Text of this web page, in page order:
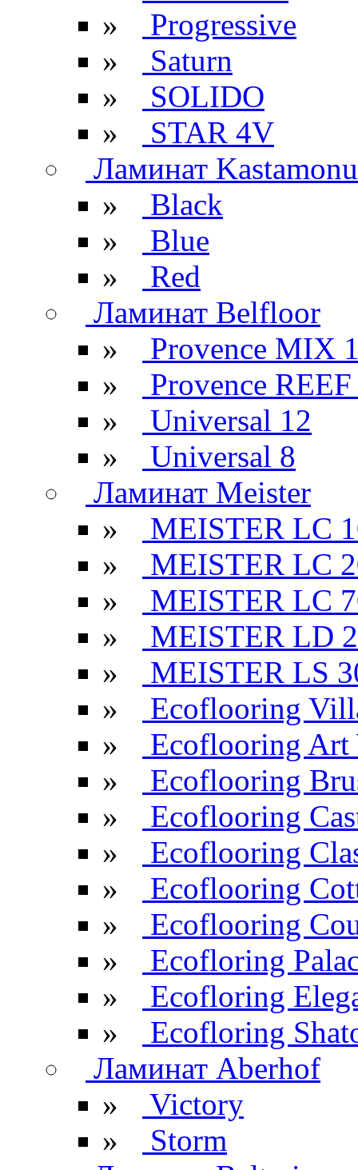
»
Progressive
»
Saturn
»
SOLIDO
»
STAR 4V
Ламинат Kastamonu
»
Black
»
Blue
»
Red
Ламинат Belfloor
»
Provence MIX
»
Provence
»
Universal 12
»
Universal 8
Ламинат Meister
»
MEISTER LC
»
MEISTER LC
»
MEISTER LC
»
MEISTER LD
»
MEISTER LS
»
Ecoflooring
»
Ecoflooring Art
»
Ecoflooring
»
Ecoflooring
»
Ecoflooring
»
Ecoflooring
»
Ecoflooring
»
Ecofloring
»
Ecofloring
»
Ecofloring
Ламинат Aberhof
»
Victory
»
Storm